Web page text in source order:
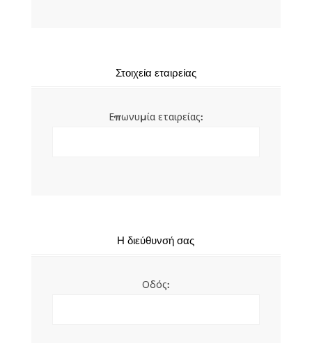
Στοιχεία εταιρείας
Επωνυμία εταιρείας:
Η διεύθυνσή σας
Οδός: